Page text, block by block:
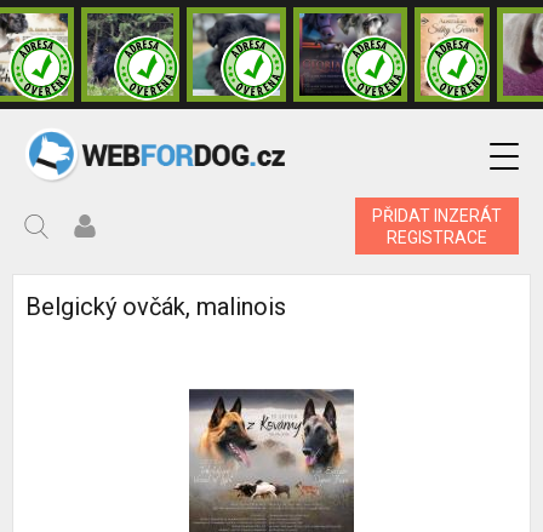
PŘIDAT INZERÁT
REGISTRACE
Belgický ovčák, malinois